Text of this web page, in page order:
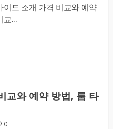
이드 소개 가격 비교와 예약
교...
교와 예약 방법, 룸 타
0